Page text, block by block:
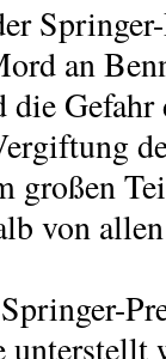
an
Gefahr
großen
von
unterstellt